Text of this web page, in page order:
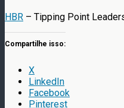
HBR – Tipping Point
Compartilhe isso:
X
LinkedIn
Facebook
Pinterest